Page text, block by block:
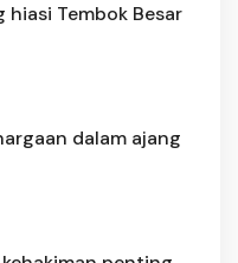
Tembok Besar
dalam ajang